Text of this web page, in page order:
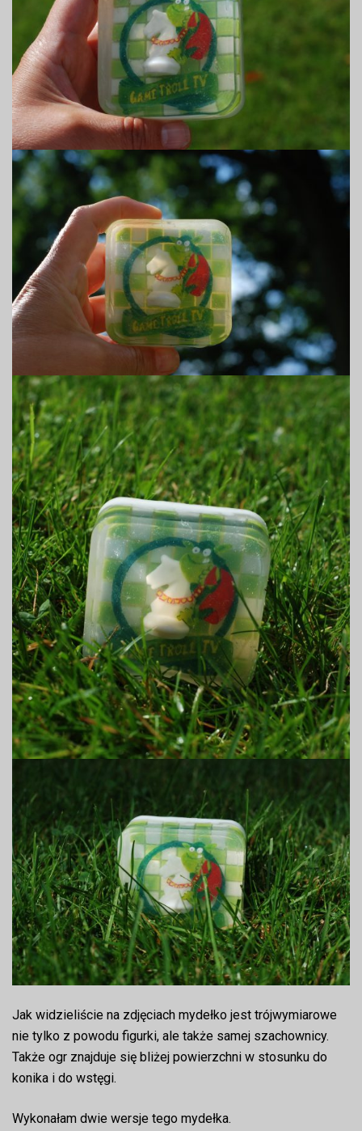
Jak widzieliście na zdjęciach mydełko jest trójwymiarowe
nie tylko z powodu figurki, ale także samej szachownicy.
Także ogr znajduje się bliżej powierzchni w stosunku do
konika i do wstęgi.
Wykonałam dwie wersje tego mydełka.